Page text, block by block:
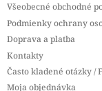
Všeobecné obchodné
Podmienky ochrany
Doprava a platba
Kontakty
Často kladené otázky /
Moja objednávka